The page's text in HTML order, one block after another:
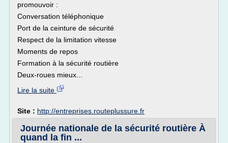
promouvoir :
Conversation téléphonique
Port de la ceinture de sécurité
Respect de la limitation vitesse
Moments de repos
Formation à la sécurité routière
Deux-roues mieux...
Lire la suite
Site : http://entreprises.routeplussure.fr
Journée nationale de la sécurité routière À
quand la fin ...